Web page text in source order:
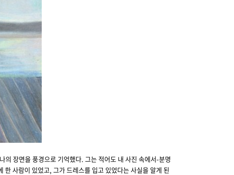
장면을 풍경으로 기억했다. 그는 적어도 내 사진 속에서-분명
사람이 있었고, 그가 드레스를 입고 있었다는 사실을 알게 된